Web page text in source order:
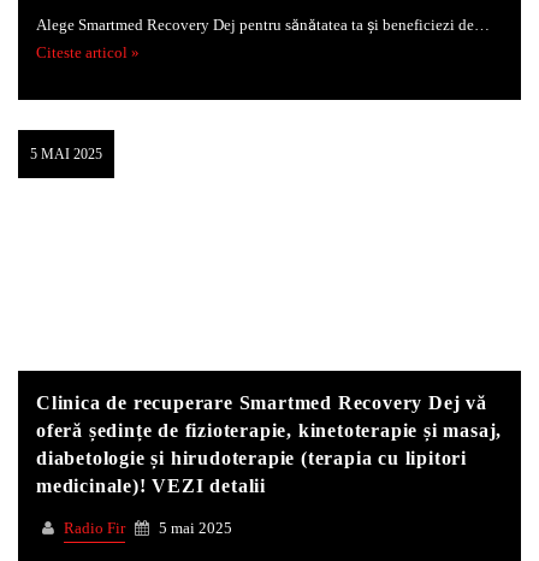
Alege Smartmed Recovery Dej pentru sănătatea ta și beneficiezi de…
Citeste articol »
5 MAI 2025
Clinica de recuperare Smartmed Recovery Dej vă
oferă ședințe de fizioterapie, kinetoterapie și masaj,
diabetologie și hirudoterapie (terapia cu lipitori
medicinale)! VEZI detalii
Radio Fir 5 mai 2025